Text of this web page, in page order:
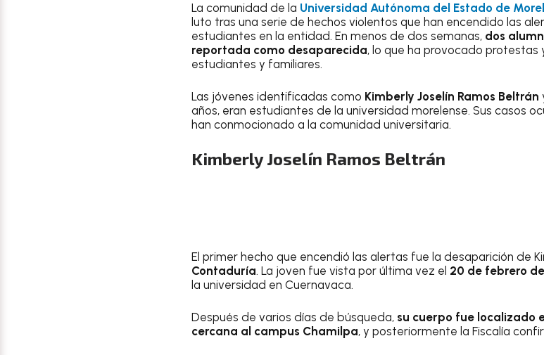
La comunidad de la Universidad Autónoma del Estado de
luto tras una serie de hechos violentos que han encendido las
estudiantes en la entidad. En menos de dos semanas, dos
reportada como desaparecida, lo que ha provocado
estudiantes y familiares.
Las jóvenes identificadas como Kimberly Joselín Ramos Beltrán
años, eran estudiantes de la universidad morelense. Sus casos
han conmocionado a la comunidad universitaria.
Kimberly Joselín Ramos Beltrán
El primer hecho que encendió las alertas fue la desaparición de
Contaduría. La joven fue vista por última vez el 20 de febrero
la universidad en Cuernavaca.
Después de varios días de búsqueda, su cuerpo fue localizado
cercana al campus Chamilpa, y posteriormente la Fiscalía